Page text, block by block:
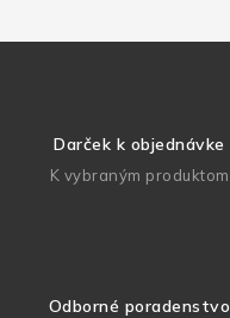
Darček k objednávke
K vybraným produktom
Odborné poradenstvo